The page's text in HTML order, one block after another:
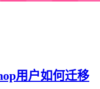
用户如何迁移